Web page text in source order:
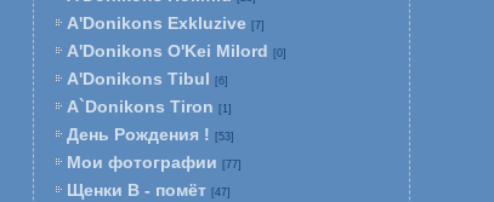
A'Donikons Exkluzive [7]
A'Donikons O'Kei Milord [0]
A'Donikons Tibul [6]
A`Donikons Tiron [1]
День Рождения ! [53]
Мои фотографии [77]
Щенки В - помёт [47]